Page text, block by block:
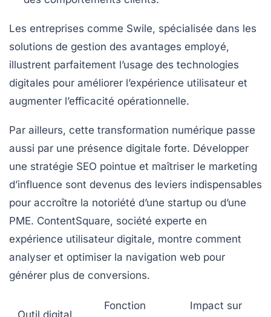
Les entreprises comme Swile, spécialisée dans les
solutions de gestion des avantages employé,
illustrent parfaitement l’usage des technologies
digitales pour améliorer l’expérience utilisateur et
augmenter l’efficacité opérationnelle.
Par ailleurs, cette transformation numérique passe
aussi par une présence digitale forte. Développer
une stratégie SEO pointue et maîtriser le marketing
d’influence sont devenus des leviers indispensables
pour accroître la notoriété d’une startup ou d’une
PME. ContentSquare, société experte en
expérience utilisateur digitale, montre comment
analyser et optimiser la navigation web pour
générer plus de conversions.
Fonction Impact sur